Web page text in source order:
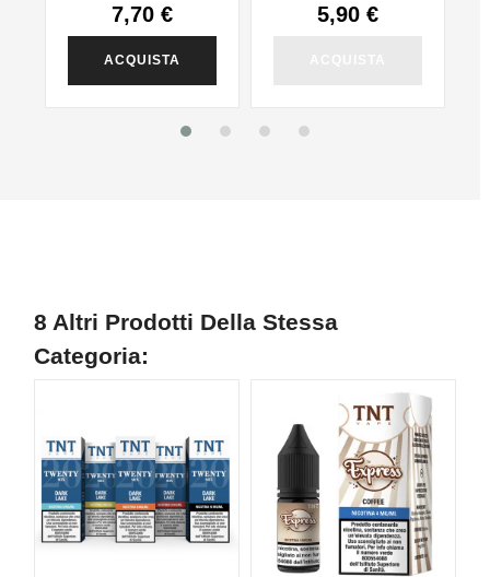
7,70 €
ACQUISTA
5,90 €
8 Altri Prodotti Della Stessa
Categoria: